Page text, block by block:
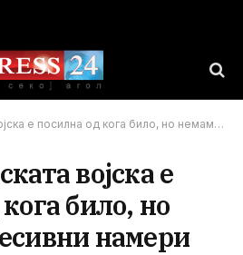
посилна од кога било, но немаме агресивни намери
војска е
било, но
намери